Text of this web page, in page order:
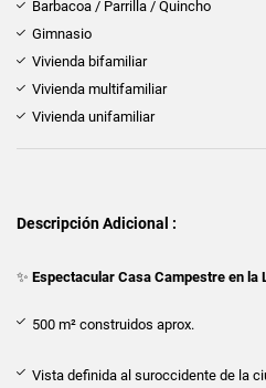
Barbacoa / Parrilla / Quincho
Gimnasio
Vivienda bifamiliar
Vivienda multifamiliar
Vivienda unifamiliar
Descripción Adicional :
✨ Espectacular Casa Campestre en la
500 m² construidos aprox.
Vista definida al suroccidente de la